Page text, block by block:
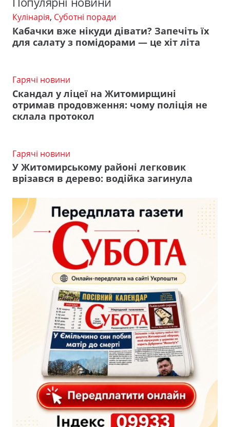
Кулінарія, Суботні поради
Кабачки вже нікуди дівати? Запечіть їх
для салату з помідорами — це хіт літа
Гарячі новини
Скандал у ліцеї на Житомирщині
отримав продовження: чому поліція не
склала протокол
Гарячі новини
У Житомирському районі легковик
врізався в дерево: водійка загинула